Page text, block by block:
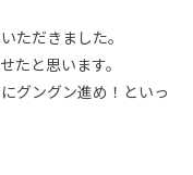
ただきました。
たと思います。
グングン進め！といっ